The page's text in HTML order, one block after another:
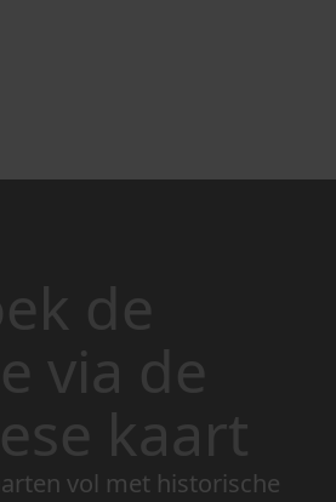
de
via de
kaart
vol met historische